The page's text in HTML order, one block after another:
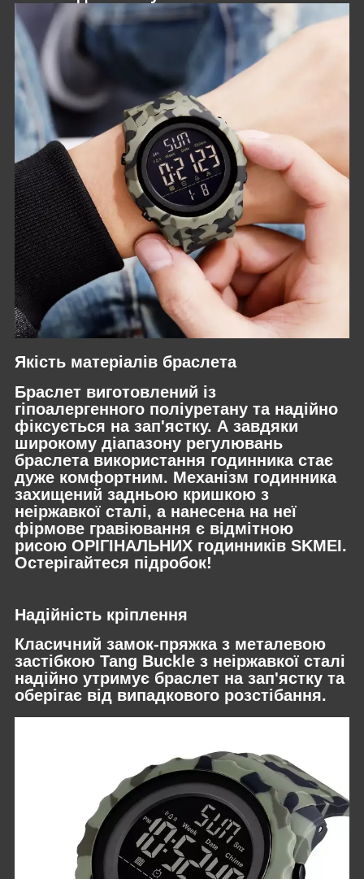
Якість матеріалів браслета
Браслет виготовлений із
гіпоалергенного поліуретану та надійно
фіксується на зап'ястку. А завдяки
широкому діапазону регулювань
браслета використання годинника стає
дуже комфортним. Механізм годинника
захищений задньою кришкою з
неіржавкої сталі, а нанесена на неї
фірмове гравіювання є відмітною
рисою ОРІГІНАЛЬНИХ годинників SKMEI.
Остерігайтеся підробок!
Надійність кріплення
Класичний замок-пряжка з металевою
застібкою Tang Buckle з неіржавкої сталі
надійно утримує браслет на зап'ястку та
оберігає від випадкового розстібання.